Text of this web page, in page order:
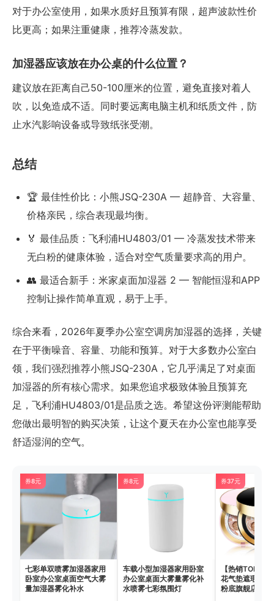
对于办公室使用，如果水质好且预算有限，超声波款性价
比更高；如果注重健康，推荐冷蒸发款。
加湿器应该放在办公桌的什么位置？
建议放在距离自己50-100厘米的位置，避免直接对着人
吹，以免造成不适。同时要远离电脑主机和纸质文件，防
止水汽影响设备或导致纸张受潮。
总结
🏆 最佳性价比：小熊JSQ-230A — 超静音、大容量、
价格亲民，综合表现最均衡。
🏅 最佳品质：飞利浦HU4803/01 — 冷蒸发技术带来
无白粉的健康体验，适合对空气质量要求高的用户。
👥 最适合新手：米家桌面加湿器 2 — 智能恒湿和APP
控制让操作简单直观，易于上手。
综合来看，2026年夏季办公室空调房加湿器的选择，关键
在于平衡噪音、容量、功能和预算。对于大多数办公室白
领，我们强烈推荐小熊JSQ-230A，它几乎满足了对桌面
加湿器的所有核心需求。如果您追求极致体验且预算充
足，飞利浦HU4803/01是品质之选。希望这份评测能帮助
您做出最明智的购买决策，让这个夏天在办公室也能享受
舒适湿润的空气。
券8元
七彩单双喷雾加湿器家用
卧室办公室桌面空气大雾
量加湿器雾化补水
券8元
车载小型加湿器家用卧室
办公室桌面大雾量雾化补
水喷雾七彩氛围灯
券37元
【热销TOP】
花气垫遮瑕持
粉底旗舰店正品